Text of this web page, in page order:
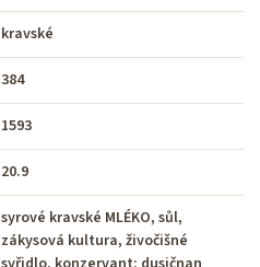
kravské
384
1593
20.9
syrové kravské MLÉKO, sůl,
zákysová kultura, živočišné